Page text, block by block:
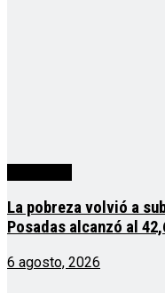
La pobreza volvió a
Posadas alcanzó al
6 agosto, 2026